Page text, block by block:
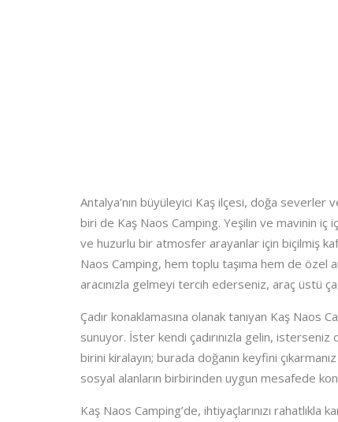
Antalya’nın büyüleyici Kaş ilçesi, doğa
biri de Kaş Naos Camping. Yeşilin ve mavinin iç
ve huzurlu bir atmosfer arayanlar için biçilmiş
Naos Camping, hem toplu taşıma hem de özel
aracınızla gelmeyi tercih ederseniz, araç üstü
Çadır konaklamasına olanak tanıyan Kaş
sunuyor. İster kendi çadırınızla gelin,
birini kiralayın; burada doğanın keyfini
sosyal alanların birbirinden uygun mesafede
Kaş Naos Camping’de, ihtiyaçlarınızı rahatlıkla